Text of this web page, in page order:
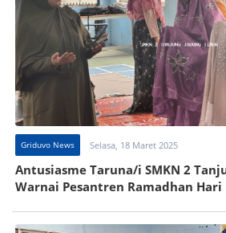
Griduvo News Selasa, 18 Maret 2025
Antusiasme Taruna/i SMKN 2
Warnai Pesantren Ramadhan Hari